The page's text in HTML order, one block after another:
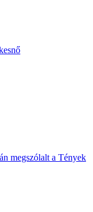
megszólalt a Tények